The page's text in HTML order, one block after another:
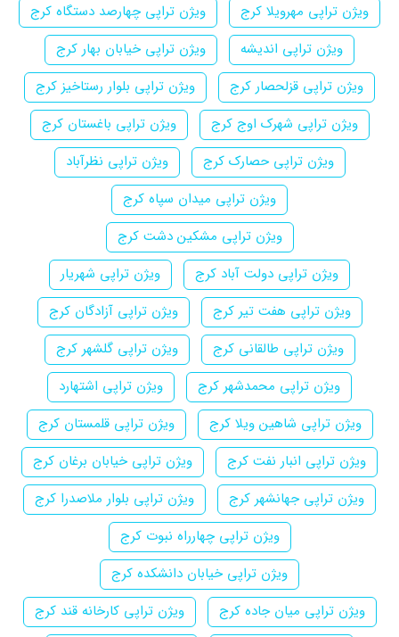
ویژن تراپی مهرویلا کرج
ویژن تراپی چهارصد دستگاه کرج
ویژن تراپی اندیشه
ویژن تراپی خیابان بهار کرج
ویژن تراپی قزلحصار کرج
ویژن تراپی بلوار رستاخیز کرج
ویژن تراپی شهرک اوج کرج
ویژن تراپی باغستان کرج
ویژن تراپی حصارک کرج
ویژن تراپی نظرآباد
ویژن تراپی میدان سپاه کرج
ویژن تراپی مشکین دشت کرج
ویژن تراپی دولت آباد کرج
ویژن تراپی شهریار
ویژن تراپی هفت تیر کرج
ویژن تراپی آزادگان کرج
ویژن تراپی طالقانی کرج
ویژن تراپی گلشهر کرج
ویژن تراپی محمدشهر کرج
ویژن تراپی اشتهارد
ویژن تراپی شاهین ویلا کرج
ویژن تراپی قلمستان کرج
ویژن تراپی انبار نفت کرج
ویژن تراپی خیابان برغان کرج
ویژن تراپی جهانشهر کرج
ویژن تراپی بلوار ملاصدرا کرج
ویژن تراپی چهارراه نبوت کرج
ویژن تراپی خیابان دانشکده کرج
ویژن تراپی میان جاده کرج
ویژن تراپی کارخانه قند کرج